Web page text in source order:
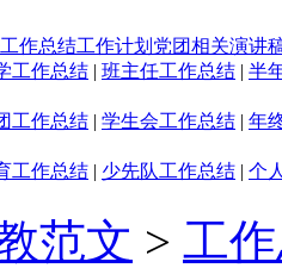
工作总结工作计划 党团相关演讲
工作总结 | 班主任工作总结 | 半
工作总结 | 学生会工作总结 | 年
工作总结 | 少先队工作总结 | 个
范文 > 工